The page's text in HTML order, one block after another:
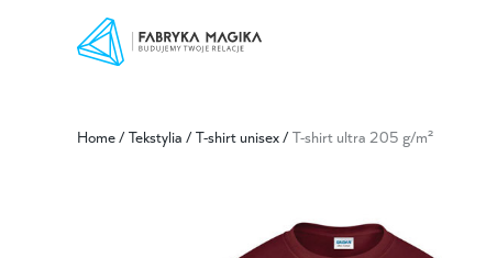
Home/Tekstylia /T-shirt unisex/T-shirt ultra 205 g/m²